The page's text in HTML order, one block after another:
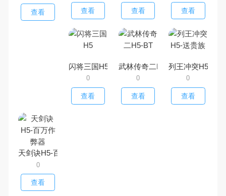
查看 查看 查看 查看
闪将三国H5
0
查看
武林传奇二H5-BT
0
查看
列王冲突H5-送
0
查看
天剑诀H5-百万作弊器
0
查看